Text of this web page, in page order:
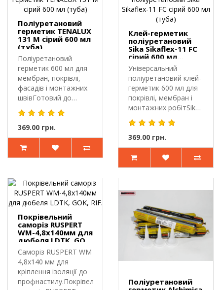
Поліуретановий
герметик TENALUX
131 M сірий 600 мл
(туба)
Поліуретановий
герметик 600 мл для
мембран, покрівлі,
фасадів і монтажних
швівГотовий до
застосуванн..
369.00 грн.
Клей-герметик
поліуретановий
Sika Sikaflex-11 FC
сірий 600 мл
(туба)
Універсальний
поліуретановий клей-
герметик 600 мл для
покрівлі, мембран і
монтажних робітSika
Sikafl..
369.00 грн.
Покрівельний
саморіз RUSPERT
WM-4,8х140мм для
дюбеля LDTK, GOK,
RIF.
Саморіз RUSPERT WM
4,8х140 мм для
кріплення ізоляції до
профнастилу.Покрівельний
Поліуретановий